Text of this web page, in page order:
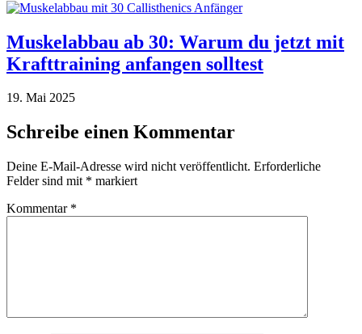
Muskelabbau ab 30: Warum du jetzt mit
Krafttraining anfangen solltest
19. Mai 2025
Schreibe einen Kommentar
Deine E-Mail-Adresse wird nicht veröffentlicht. Erforderliche
Felder sind mit * markiert
Kommentar *